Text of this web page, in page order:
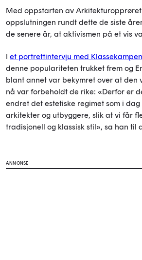
Med oppstarten av Arkitekturopprøret
oppslutningen rundt dette de siste
de senere år, at aktivismen på et vis
I et portrettintervju med Klassekampen
denne populariteten trukket frem og
blant annet var bekymret over at den
nå var forbeholdt de rike: «Derfor er
endret det estetiske regimet som i
arkitekter og utbyggere, slik at vi får
tradisjonell og klassisk stil», sa han til
ANNONSE